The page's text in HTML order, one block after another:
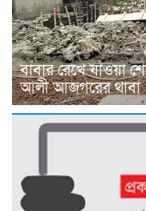
বাবার রেখে যাওয়া
আলী আজগরের থাবা